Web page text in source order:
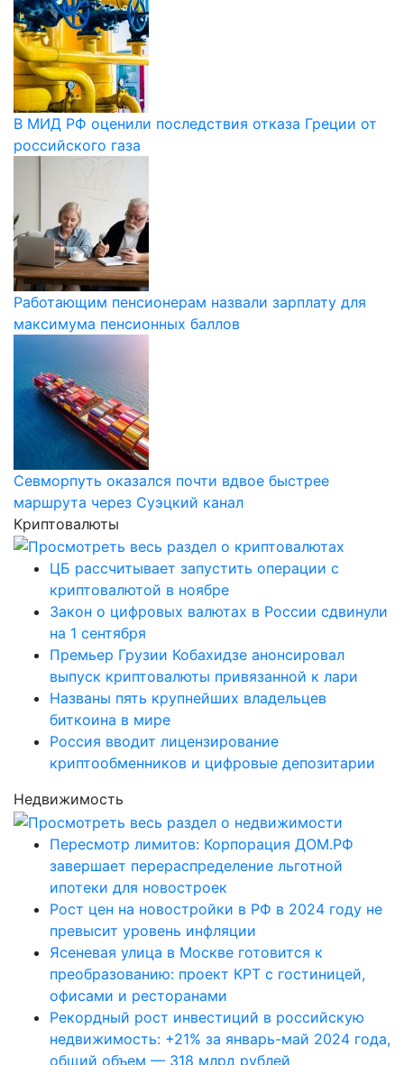
В МИД РФ оценили последствия отказа Греции от
российского газа
Работающим пенсионерам назвали зарплату для
максимума пенсионных баллов
Севморпуть оказался почти вдвое быстрее
маршрута через Суэцкий канал
Криптовалюты
ЦБ рассчитывает запустить операции с
криптовалютой в ноябре
Закон о цифровых валютах в России сдвинули
на 1 сентября
Премьер Грузии Кобахидзе анонсировал
выпуск криптовалюты привязанной к лари
Названы пять крупнейших владельцев
биткоина в мире
Россия вводит лицензирование
криптообменников и цифровые депозитарии
Недвижимость
Пересмотр лимитов: Корпорация ДОМ.РФ
завершает перераспределение льготной
ипотеки для новостроек
Рост цен на новостройки в РФ в 2024 году не
превысит уровень инфляции
Ясеневая улица в Москве готовится к
преобразованию: проект КРТ с гостиницей,
офисами и ресторанами
Рекордный рост инвестиций в российскую
недвижимость: +21% за январь-май 2024 года,
общий объем — 318 млрд рублей